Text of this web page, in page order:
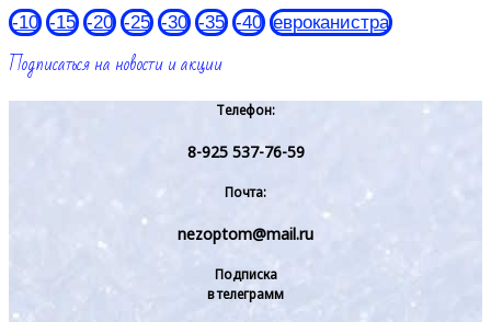
-10 -15 -20 -25 -30 -35 -40 евроканистра
Подписаться на новости и акции
Телефон:
8-925 537-76-59
Почта:
nezoptom@mail.ru
Подписка
в телеграмм